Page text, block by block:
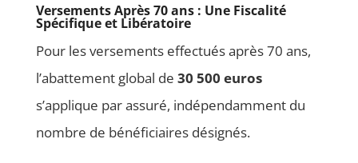
Versements Après 70 ans : Une Fiscalité
Spécifique et Libératoire
Pour les versements effectués après 70 ans,
l’abattement global de 30 500 euros
s’applique par assuré, indépendamment du
nombre de bénéficiaires désignés.